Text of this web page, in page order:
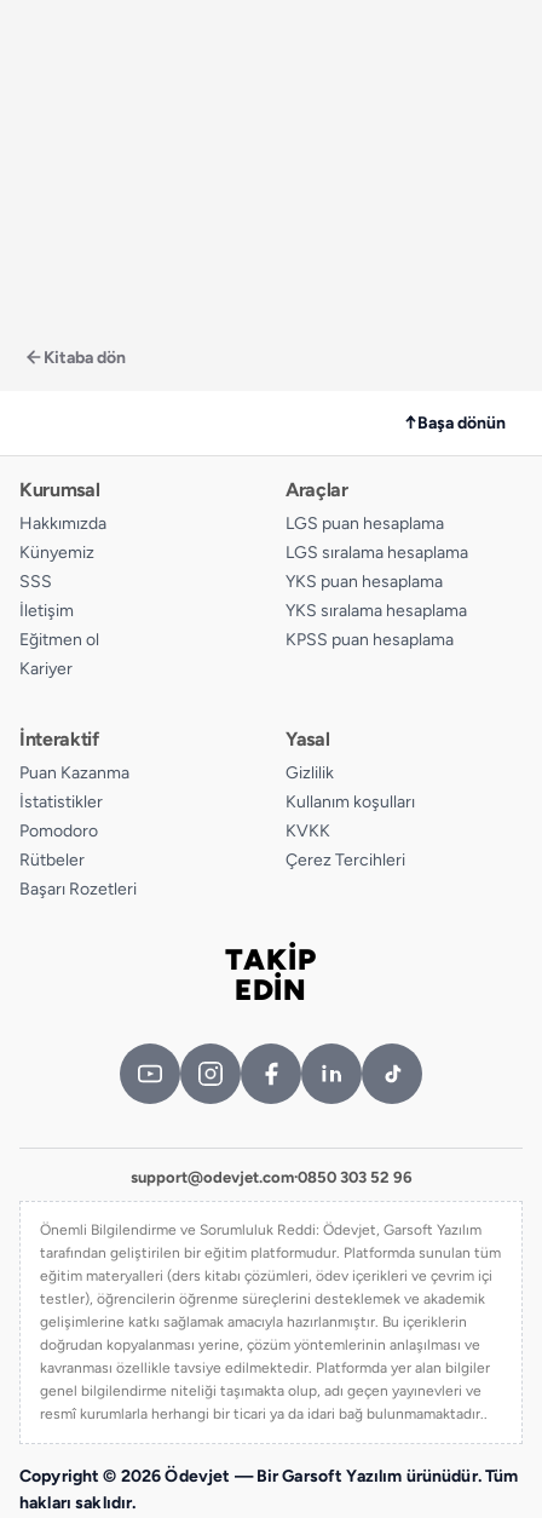
Kitaba dön
↑Başa dönün
Kurumsal
Hakkımızda
Künyemiz
SSS
İletişim
Eğitmen ol
Kariyer
Araçlar
LGS puan hesaplama
LGS sıralama hesaplama
YKS puan hesaplama
YKS sıralama hesaplama
KPSS puan hesaplama
İnteraktif
Puan Kazanma
İstatistikler
Pomodoro
Rütbeler
Başarı Rozetleri
Yasal
Gizlilik
Kullanım koşulları
KVKK
Çerez Tercihleri
TAKİP
EDİN
support@odevjet.com·0850 303 52 96
Önemli Bilgilendirme ve Sorumluluk Reddi: Ödevjet, Garsoft Yazılım
tarafından geliştirilen bir eğitim platformudur. Platformda sunulan tüm
eğitim materyalleri (ders kitabı çözümleri, ödev içerikleri ve çevrim içi
testler), öğrencilerin öğrenme süreçlerini desteklemek ve akademik
gelişimlerine katkı sağlamak amacıyla hazırlanmıştır. Bu içeriklerin
doğrudan kopyalanması yerine, çözüm yöntemlerinin anlaşılması ve
kavranması özellikle tavsiye edilmektedir. Platformda yer alan bilgiler
genel bilgilendirme niteliği taşımakta olup, adı geçen yayınevleri ve
resmî kurumlarla herhangi bir ticari ya da idari bağ bulunmamaktadır..
Copyright © 2026 Ödevjet — Bir Garsoft Yazılım ürünüdür. Tüm
hakları saklıdır.